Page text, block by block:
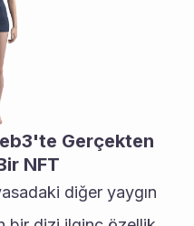
Gerçekten
NFT
diğer yaygın